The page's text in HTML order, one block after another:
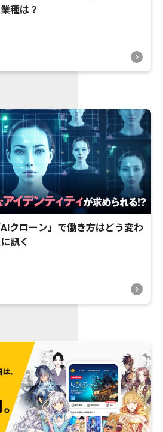
種は？
クローン」で働き方はどう変わ
訊く